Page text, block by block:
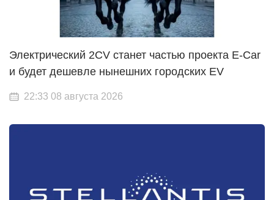
Электрический 2CV станет частью проекта E-Car
и будет дешевле нынешних городских EV
22:33 08 августа 2026